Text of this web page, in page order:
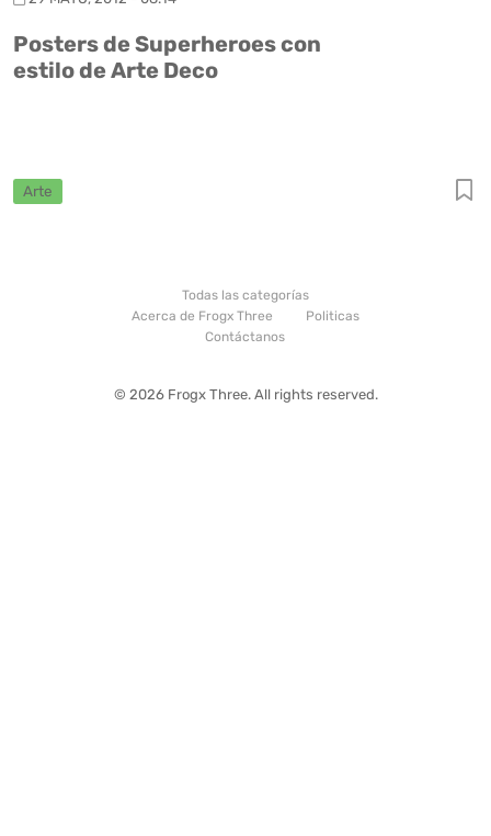
Posters de Superheroes con
estilo de Arte Deco
Arte
Todas las categorías
Acerca de Frogx Three
Politicas
Contáctanos
© 2026 Frogx Three. All rights reserved.